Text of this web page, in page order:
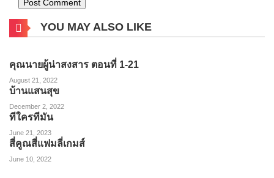
YOU MAY ALSO LIKE
คุณนายผู้น่าสงสาร ตอนที่ 1-21
August 21, 2022
บ้านแสนสุข
December 2, 2022
ทีใครทีมัน
June 21, 2023
สี่คูณสี่แฟมลี่เกมส์
June 10, 2022